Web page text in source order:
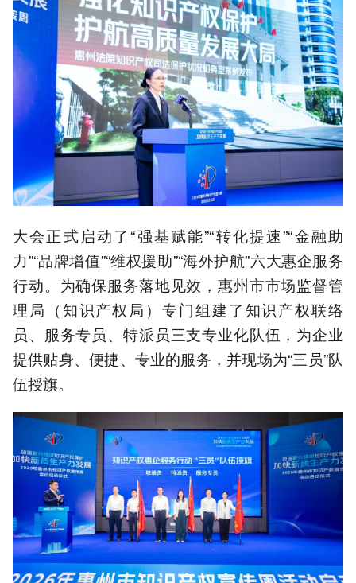
大会正式启动了“强基赋能”“转化提速”“金融助
力”“品牌增值”“维权援助”“海外护航”六大惠企服务
行动。为确保服务落地见效，惠州市市场监督管
理局（知识产权局）专门组建了知识产权联络
员、服务专员、特派员三支专业化队伍，为企业
提供贴身、便捷、专业的服务，并现场为“三员”队
伍授旗。